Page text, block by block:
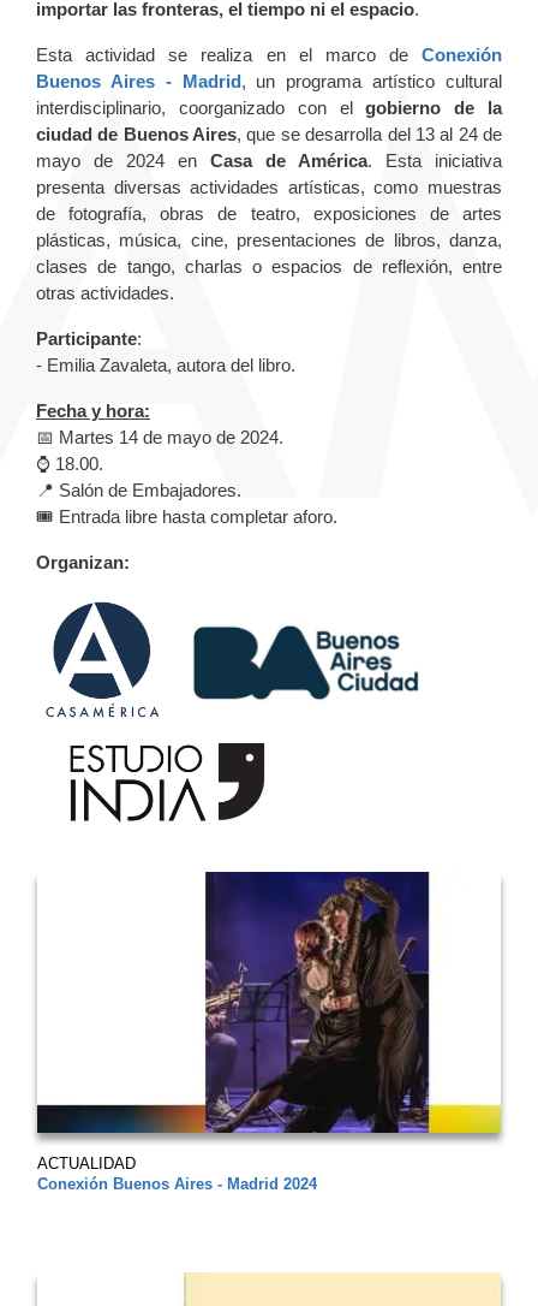
importar las fronteras, el tiempo ni el espacio.
Esta actividad se realiza en el marco de Conexión
Buenos Aires - Madrid, un programa artístico cultural
interdisciplinario, coorganizado con elgobierno de la
ciudad de Buenos Aires, que se desarrolla del 13 al 24 de
mayo de 2024 en Casa de América. Esta iniciativa
presenta diversas actividades artísticas, como muestras
de fotografía, obras de teatro, exposiciones de artes
plásticas, música, cine, presentaciones de libros, danza,
clases de tango, charlas o espacios de reflexión, entre
otras actividades.
Participante:
- Emilia Zavaleta, autora del libro.
Fecha y hora:
📅 Martes 14 de mayo de 2024.
⌚️ 18.00.
📍 Salón de Embajadores.
🎟️ Entrada libre hasta completar aforo.
Organizan:
ACTUALIDAD
Conexión Buenos Aires - Madrid 2024